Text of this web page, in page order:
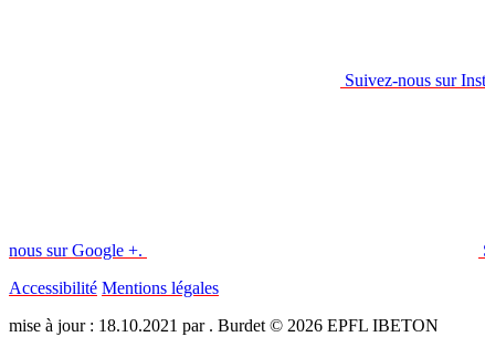
Suivez-nous sur
nous sur Google +.
Accessibilité Mentions légales
mise à jour : 18.10.2021 par . Burdet © 2026 EPFL IBETON